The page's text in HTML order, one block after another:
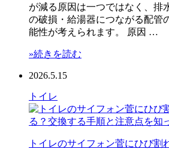
が減る原因は一つではなく、排
の破損・給湯器につながる配管
能性が考えられます。 原因 …
»続きを読む
2026.5.15
トイレ
トイレのサイフォン菅にひび割